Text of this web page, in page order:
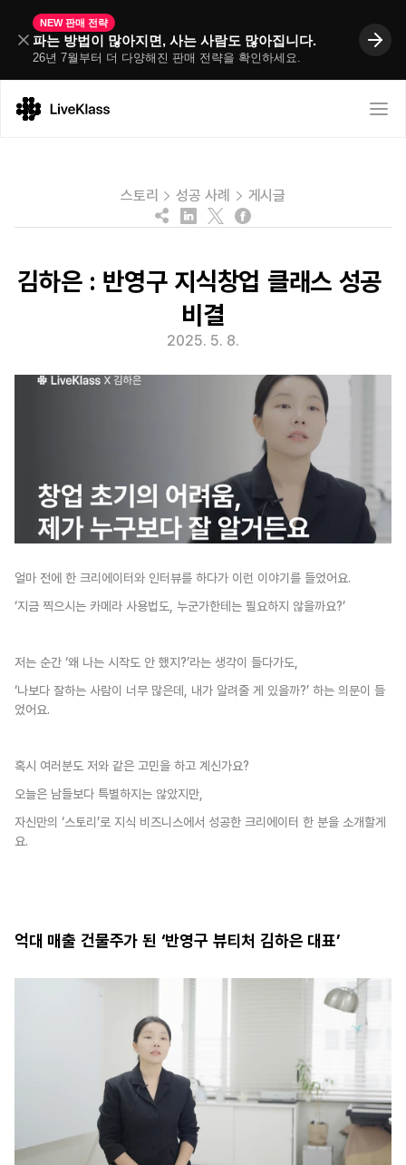
NEW 판매 전략
파는 방법이 많아지면, 사는 사람도 많아집니다.
26년 7월부터 더 다양해진 판매 전략을 확인하세요.
스토리 성공 사례 게시글
김하은 : 반영구 지식창업 클래스 성공
비결
2025. 5. 8.
얼마 전에 한 크리에이터와 인터뷰를 하다가 이런 이야기를 들었어요.
‘지금 찍으시는 카메라 사용법도, 누군가한테는 필요하지 않을까요?’
저는 순간 ‘왜 나는 시작도 안 했지?’라는 생각이 들다가도,
‘나보다 잘하는 사람이 너무 많은데, 내가 알려줄 게 있을까?’ 하는 의문이 들
었어요.
혹시 여러분도 저와 같은 고민을 하고 계신가요?
오늘은 남들보다 특별하지는 않았지만,
자신만의 ‘스토리’로 지식 비즈니스에서 성공한 크리에이터 한 분을 소개할게
요.
억대 매출 건물주가 된 ‘반영구 뷰티처 김하은 대표’